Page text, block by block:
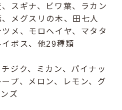
スギナ、ビワ葉、ラカン
メグスリの木、田七人
メ、モロヘイヤ、マタタ
ボス、他29種類
ジク、ミカン、パイナッ
プ、メロン、レモン、グ
ズ